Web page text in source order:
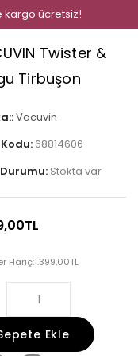
kargo ücretsiz!
Twister &
Tirbuşon
Vacuvin
68814606
Stokta var
Hariç:1.399,00TL
Ekle